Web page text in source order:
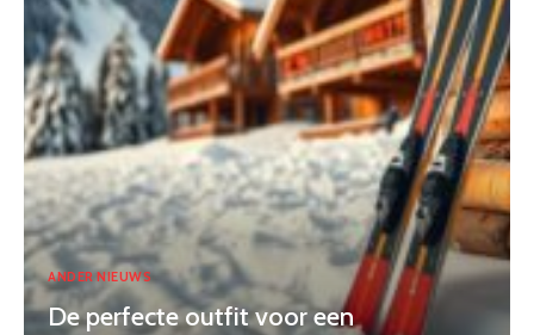
ANDER NIEUWS
De perfecte outfit voor een